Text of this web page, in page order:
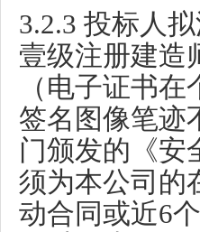
3.2.3 投标人
壹级注册建造
（电子证书
签名图像笔迹
门颁发的《安
须为本公司的
动合同或近6